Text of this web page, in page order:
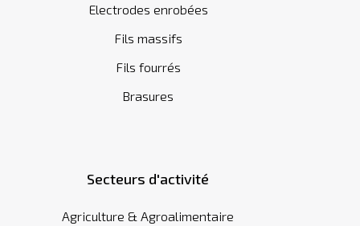
Electrodes enrobées
Fils massifs
Fils fourrés
Brasures
Secteurs d'activité
Agriculture & Agroalimentaire